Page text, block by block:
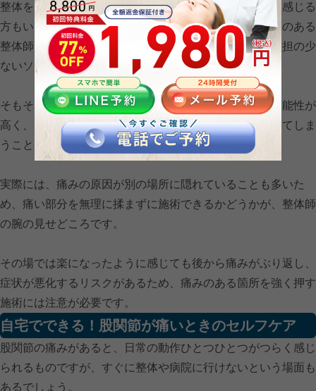
整体を受けたとき、痛いほうが効いている気がする、と感じる
方もいますが、それは正しい認識とは言えません。経験のある
整体師ほど、痛みのある箇所には無理に触れず、体に負担の少
ないソフトな施術を行います。
そもそも、痛みがあるということは炎症が起きている可能性が
高く、そうした部位を強く刺激すると、かえって悪化してしま
うことがあります。
実際には、痛みの原因が別の場所に隠れていることも多いた
め、痛い部分を無理に揉まずに施術できるかどうかが、整体師
の腕の見せどころです。
その場では楽になったように感じても後から痛みがぶり返し、
症状が悪化するリスクがあるため、痛みのある箇所を強く押す
施術には注意が必要です。
自宅でできる！股関節が痛いときのセルフケア
股関節の痛みがあると、日常の動作ひとつひとつがつらく感じ
られるものですが、すぐに整体や病院に行けないという場面も
あるでしょう。